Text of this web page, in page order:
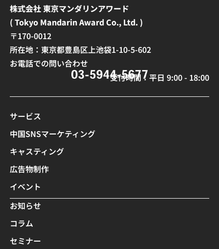
株式会社 東京マンダリンアワード
( Tokyo Mandarin Award Co., Ltd. )
〒170-0012
所在地：東京都豊島区上池袋1-10-5-602
お電話での問い合わせ
受付時間：平日 9:00 - 18:00
サービス
中国SNSマーケティング
キャスティング
広告物制作
イベント
お知らせ
コラム
セミナー